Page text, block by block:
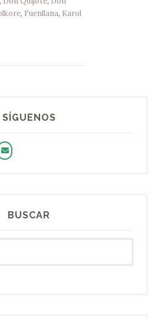
, Fuenllana, Karol
SÍGUENOS
BUSCAR